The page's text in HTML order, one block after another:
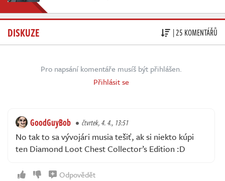
DISKUZE | 25 KOMENTÁŘŮ
Pro napsání komentáře musíš být přihlášen.
Přihlásit se
GoodGuyBob čtvrtek, 4. 4., 13:51
No tak to sa vývojári musia tešiť, ak si niekto kúpi
ten Diamond Loot Chest Collector’s Edition :D
Odpovědět